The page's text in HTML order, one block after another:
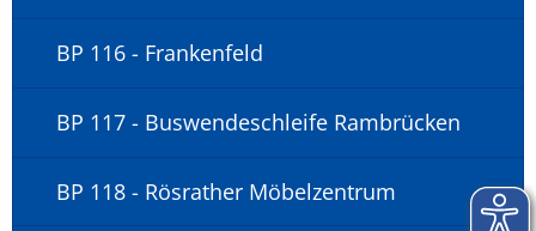
BP 116 - Frankenfeld
BP 117 - Buswendeschleife Rambrücken
BP 118 - Rösrather Möbelzentrum